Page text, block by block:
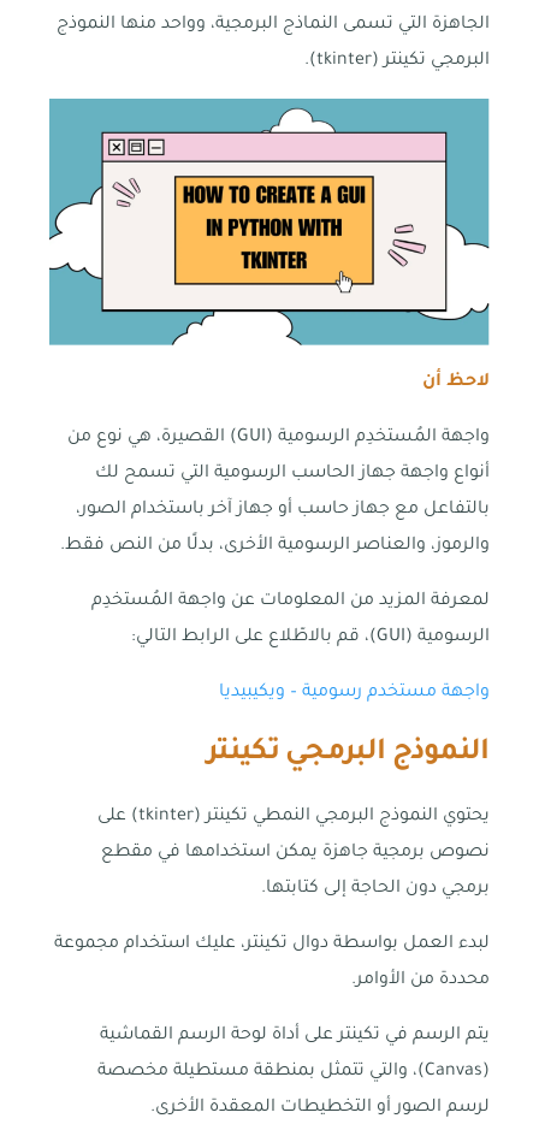
الجاهزة التي تسمى النماذج البرمجية، وواحد منها النموذج
البرمجي تكينتر (tkinter).
لاحظ أن
واجهة المُستخدِم الرسومية (GUI) القصيرة، هي نوع من
أنواع واجهة جهاز الحاسب الرسومية التي تسمح لك
بالتفاعل مع جهاز حاسب أو جهاز آخر باستخدام الصور،
والرموز، والعناصر الرسومية الأخرى، بدلًا من النص فقط.
لمعرفة المزيد من المعلومات عن واجهة المُستخدِم
الرسومية (GUI)، قم بالاطّلاع على الرابط التالي:
واجهة مستخدم رسومية – ويكيبيديا
النموذج البرمجي تكينتر
يحتوي النموذج البرمجي النمطي تكينتر (tkinter) على
نصوص برمجية جاهزة يمكن استخدامها في مقطع
برمجي دون الحاجة إلى كتابتها.
لبدء العمل بواسطة دوال تكينتر، عليك استخدام مجموعة
محددة من الأوامر.
يتم الرسم في تكينتر على أداة لوحة الرسم القماشية
(Canvas)، والتي تتمثل بمنطقة مستطيلة مخصصة
لرسم الصور أو التخطيطات المعقدة الأخرى.